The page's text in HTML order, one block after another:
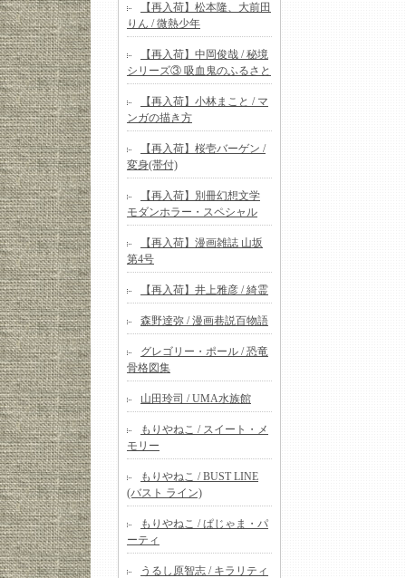
【再入荷】松本隆、大前田
りん / 微熱少年
【再入荷】中岡俊哉 / 秘境
シリーズ③ 吸血鬼のふるさと
【再入荷】小林まこと / マ
ンガの描き方
【再入荷】桜壱バーゲン /
変身(帯付)
【再入荷】別冊幻想文学
モダンホラー・スペシャル
【再入荷】漫画雑誌 山坂
第4号
【再入荷】井上雅彦 / 綺霊
森野逹弥 / 漫画巷説百物語
グレゴリー・ポール / 恐竜
骨格図集
山田玲司 / UMA水族館
もりやねこ / スイート・メ
モリー
もりやねこ / BUST LINE
(バスト ライン)
もりやねこ / ぱじゃま・パ
ーティ
うるし原智志 / キラリティ